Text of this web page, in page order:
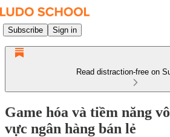
Subscribe Sign in
Read distraction-free on
Game hóa và tiềm năng
vực ngân hàng bán lẻ